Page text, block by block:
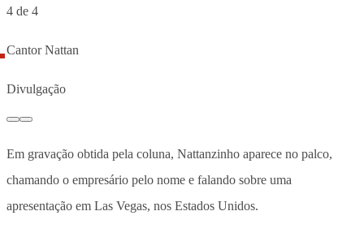
4 de 4
Cantor Nattan
Divulgação
Em gravação obtida pela coluna, Nattanzinho aparece no palco,
chamando o empresário pelo nome e falando sobre uma
apresentação em Las Vegas, nos Estados Unidos.